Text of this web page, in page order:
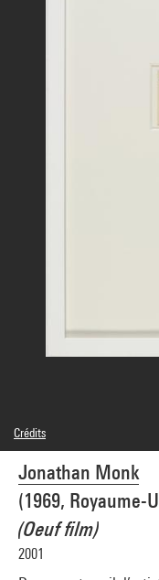
Jonathan Monk
(1969, Royaume-
(Oeuf film)
2001
Crédits
© Jonathan Monk
Crédit photographique :
GrandPalaisRmn
Réf. image : 4N85544
Diffusion image :